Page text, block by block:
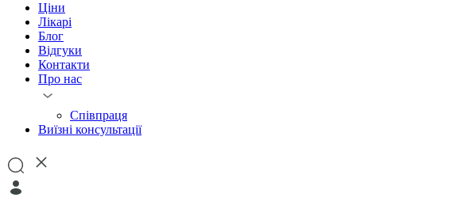
Ціни
Лікарі
Блог
Відгуки
Контакти
Про нас
Співпраця
Виїзні консультації